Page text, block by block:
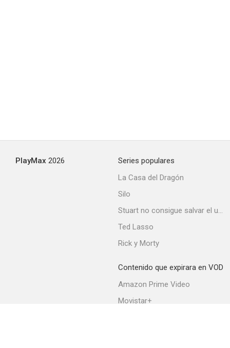
PlayMax 2026
Series populares
La Casa del Dragón
Silo
Stuart no consigue salvar el universo
Ted Lasso
Rick y Morty
Contenido que expirara en VOD
Amazon Prime Video
Movistar+